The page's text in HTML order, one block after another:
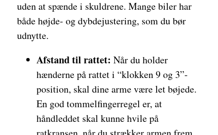
uden at spænde i skuldrene. Mange biler har
både højde- og dybdejustering, som du bør
udnytte.
Afstand til rattet: Når du holder
hænderne på rattet i “klokken 9 og 3”-
position, skal dine arme være let bøjede.
En god tommelfingerregel er, at
håndleddet skal kunne hvile på